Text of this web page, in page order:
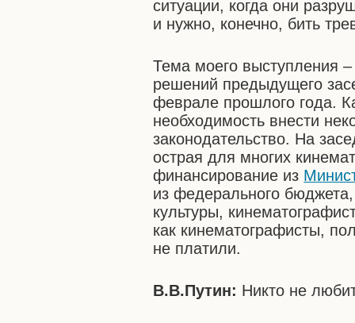
ситуации, когда они
и нужно, конечно, бить
Тема моего выступления
решений предыдущего
феврале прошлого года.
необходимость внести
законодательство. На
острая для многих
финансирование из
из федерального
культуры,
как кинематографисты,
не платили.
В.В.Путин: Никто не